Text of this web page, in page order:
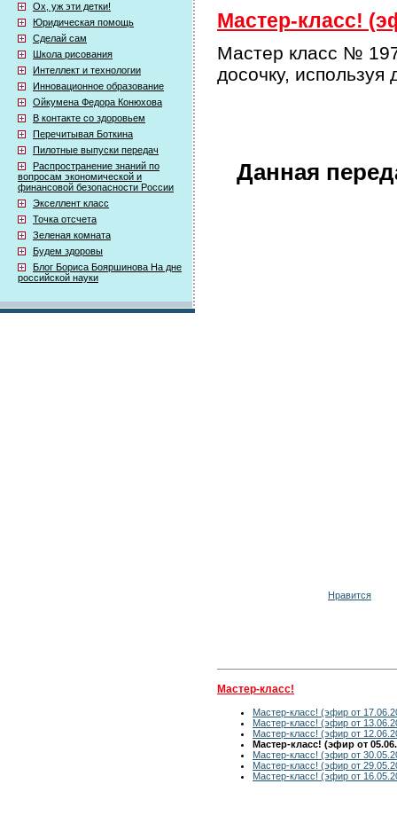
Ох, уж эти детки!
Юридическая помощь
Сделай сам
Школа рисования
Интеллект и технологии
Инновационное образование
Ойкумена Федора Конюхова
В контакте со здоровьем
Перечитывая Боткина
Пилотные выпуски передач
Распространение знаний по
вопросам экономической и
финансовой безопасности России
Экселлент класс
Точка отсчета
Зеленая комната
Будем здоровы
Блог Бориса Бояршинова На дне
российской науки
Мастер-класс!
Мастер класс №
досочку,
Данная
Нравится
Мастер-класс!
Мастер-класс! (эфир от
Мастер-класс! (эфир от
Мастер-класс! (эфир от
Мастер-класс! (эфир от
Мастер-класс! (эфир от
Мастер-класс! (эфир от
Мастер-класс! (эфир от